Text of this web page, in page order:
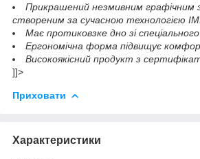
Прикрашений незмивним графічним
створеним за сучасною технологією
Має протиковзке дно зі
Ергономічна форма підвищує
Високоякісний продукт з
]]>
Приховати
Характеристики